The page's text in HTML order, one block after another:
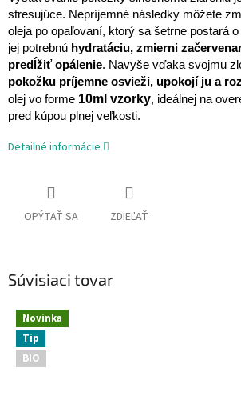
stresujúce. Nepríjemné následky môžete
oleja po opaľovaní, ktorý sa šetrne postará
jej potrebnú hydratáciu, zmierni
predĺžiť opálenie. Navyše vďaka svojmu
pokožku príjemne osvieži, upokojí ju a
olej vo forme 10ml vzorky, ideálnej na
pred kúpou plnej veľkosti.
Detailné informácie
OPÝTAŤ SA ZDIEĽAŤ
Súvisiaci tovar
Novinka
Tip
BIO